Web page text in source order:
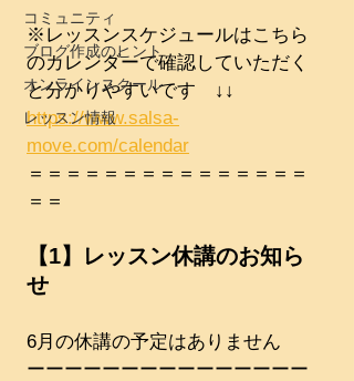
コミュニティ
ブログ作成のヒント
オンラインスクール
レッスン情報
※レッスンスケジュールはこちら
のカレンダーで確認していただく
と分かりやすいです　↓↓
https://www.salsa-
move.com/calendar
＝＝＝＝＝＝＝＝＝＝＝＝＝＝＝
＝＝
【1】レッスン休講のお知ら
せ
6月の休講の予定はありません
ーーーーーーーーーーーーーーー